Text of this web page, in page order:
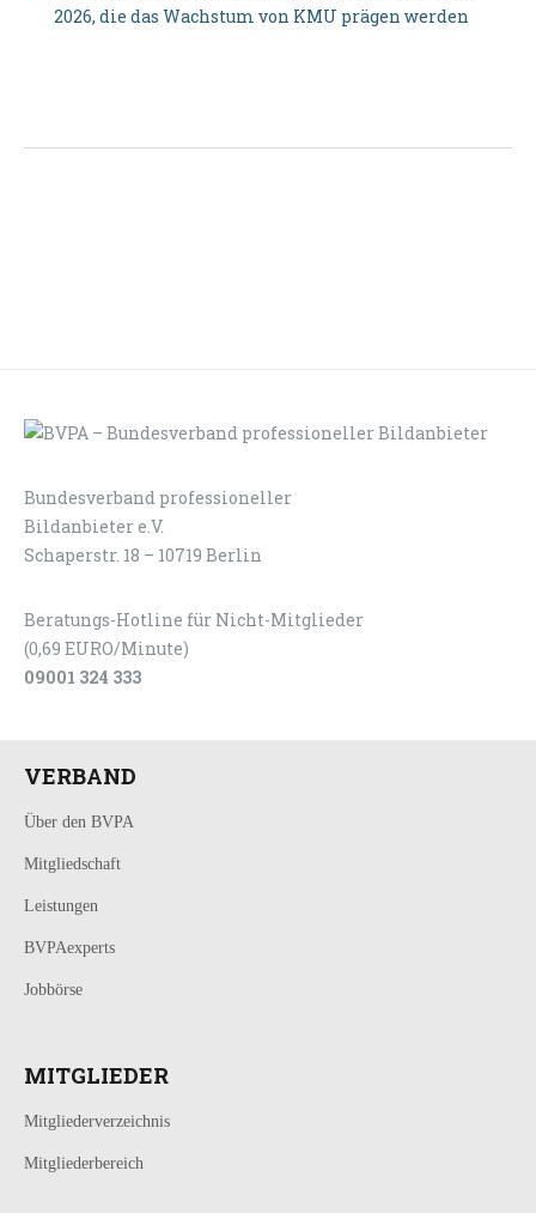
2026, die das Wachstum von KMU prägen werden
Bundesverband professioneller
Bildanbieter e.V.
Schaperstr. 18 – 10719 Berlin
Beratungs-Hotline für Nicht-Mitglieder
(0,69 EURO/Minute)
09001 324 333
VERBAND
Über den BVPA
Mitgliedschaft
Leistungen
BVPAexperts
Jobbörse
MITGLIEDER
Mitgliederverzeichnis
Mitgliederbereich